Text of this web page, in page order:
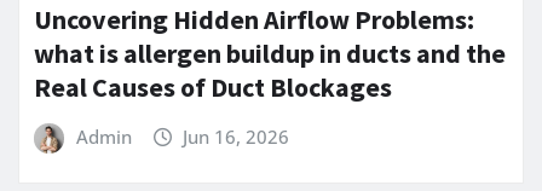
Uncovering Hidden Airflow Problems:
what is allergen buildup in ducts and the
Real Causes of Duct Blockages
Admin Jun 16, 2026